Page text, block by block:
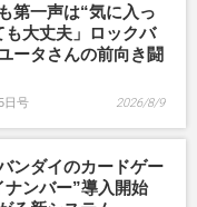
第一声は“気に入っ
大丈夫」ロックバ
ータさんの前向き闘
日号 2026/8/9
ンダイのカードゲー
ンバー”導入開始